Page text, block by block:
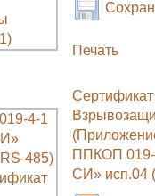
Печать
Сертификат
ППКОП 019-
СИ» исп.04